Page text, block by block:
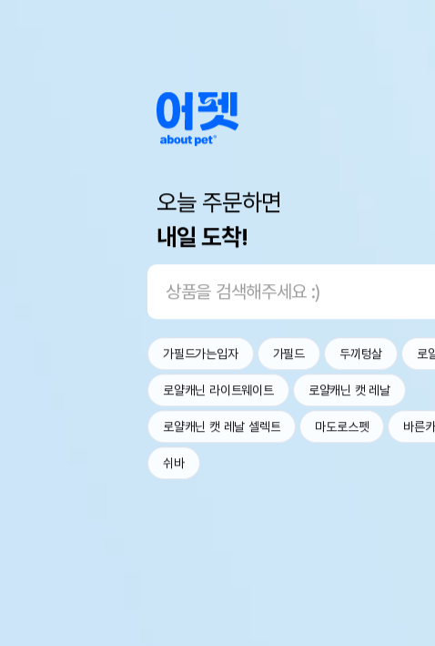
오늘 주문하면
내일 도착!
가필드가는입자 가필드 두끼텅살 로
로얄캐닌 라이트웨이트 로얄캐닌 캣 레날
로얄캐닌 캣 레날 셀렉트 마도로스펫 바른
쉬바